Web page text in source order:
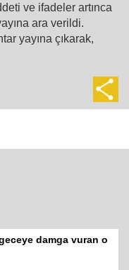
ve ifadeler artınca
ara verildi.
yayına çıkarak,
damga vuran o